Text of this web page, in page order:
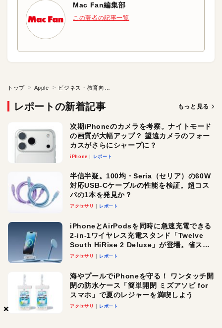
×
×
×
Mac Fan編集部
この著者の記事一覧
トップ Apple
レポートの新着記事 もっと見る
次期iPhoneのカメラを考察。ナイトモード
の画質が大幅アップ？ 望遠カメラのフォー
カスがさらにシャープに？
iPhone レポート
半信半疑。100均・Seria（セリア）の60W
対応USB-Cケーブルの性能を検証。超コス
パの1本を発見か？
アクセサリ レポート
iPhoneとAirPodsを同時に急速充電できる
2-in-1ワイヤレス充電スタンド「Twelve
South HiRise 2 Deluxe」が登場。省スペ
ースでおしゃれに充電したい人にオスス
アクセサリ レポート
海やプールでiPhoneを守る！ ワンタッチ開
閉の防水ケース「簡単開閉 ミズアソビ for
スマホ」で夏のレジャーを満喫しよう
アクセサリ レポート